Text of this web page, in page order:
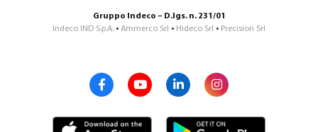
Gruppo Indeco – D.lgs. n. 231/01
Indeco IND S.p.A. • Ammerco Srl • Hideco Srl • Precision Srl